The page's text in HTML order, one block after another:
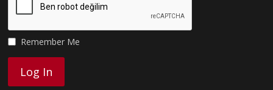
Remember Me